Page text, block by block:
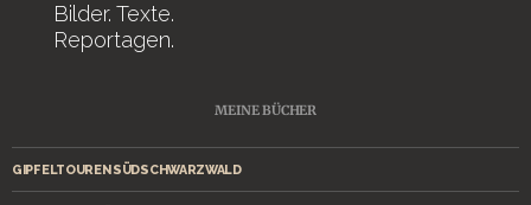
Bilder. Texte.
Reportagen.
MEINE BÜCHER
GIPFELTOUREN SÜDSCHWARZWALD